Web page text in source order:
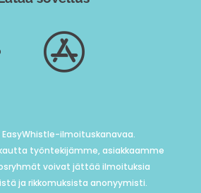

ilmoituskanavaa.
työntekijämme, asiakkaamme
voivat jättää ilmoituksia
ja rikkomuksista anonyymisti.